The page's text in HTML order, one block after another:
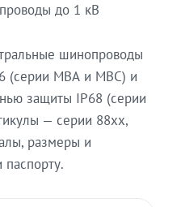
до 1 кВ
шинопроводы
(серии МВА и МВС) и
защиты IP68 (серии
— серии 88xx,
размеры и